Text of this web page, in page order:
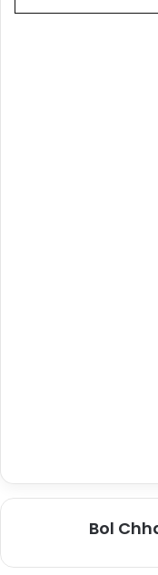
Bol